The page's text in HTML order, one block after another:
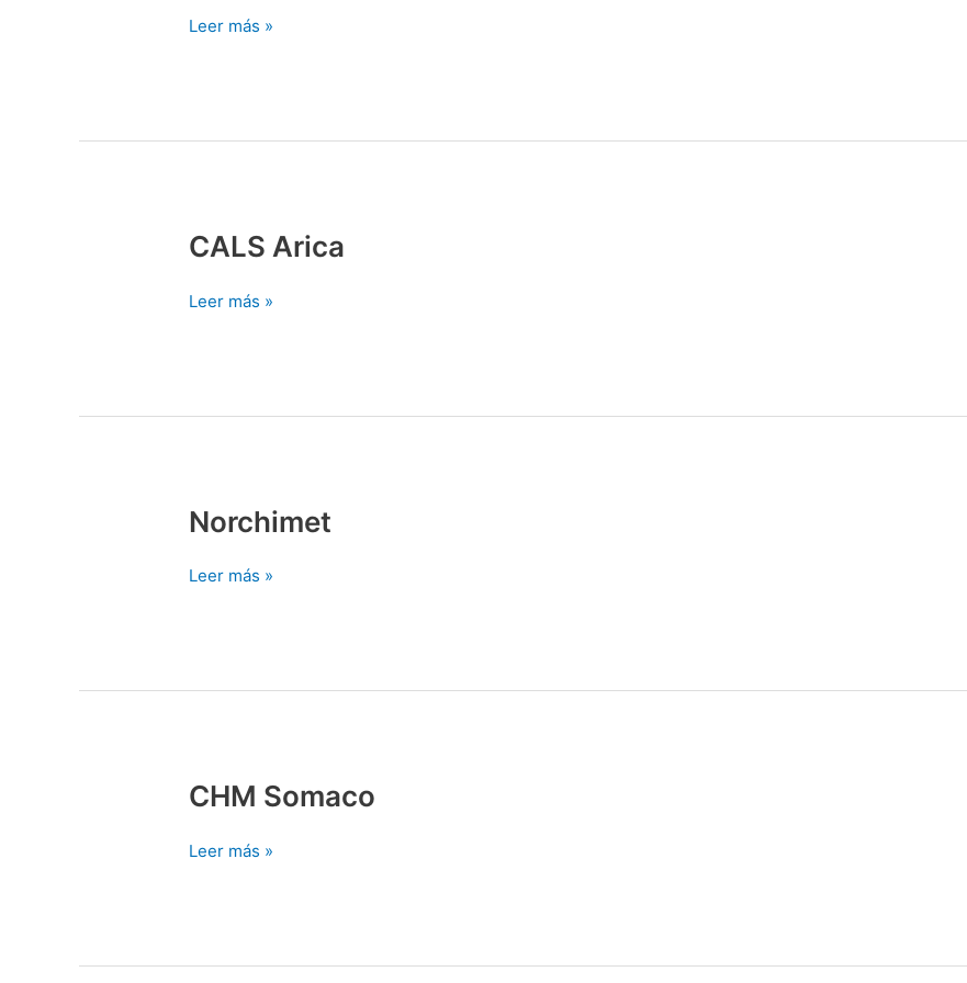
Leer más »
CALS Arica
CALS
Leer más »
Norchimet
Norchimet
Leer más »
CHM Somaco
CHM
Leer más »